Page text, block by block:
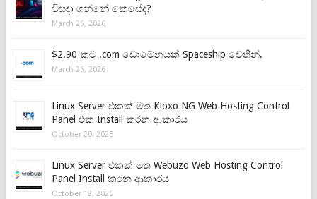
විසඳා ගන්නේ කෙසේද?
March 26, 2026
$2.90 කට .com ඩොමේනයක් Spaceship වෙතින්.
March 26, 2026
Linux Server එකක් මත Kloxo NG Web Hosting Control
Panel එක Install කරන ආකාරය
October 20, 2025
Linux Server එකක් මත Webuzo Web Hosting Control
Panel Install කරන ආකාරය
October 12, 2025